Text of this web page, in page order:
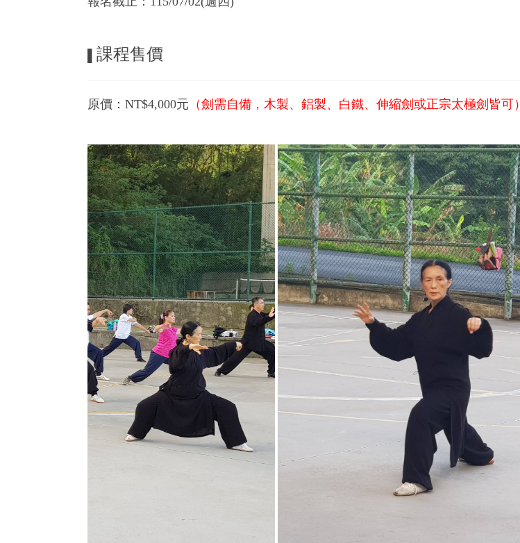
課程售價
原價：NT$4,000元 （劍需自備，木製、鋁製、白鐵、伸縮劍或正宗太極劍皆可）